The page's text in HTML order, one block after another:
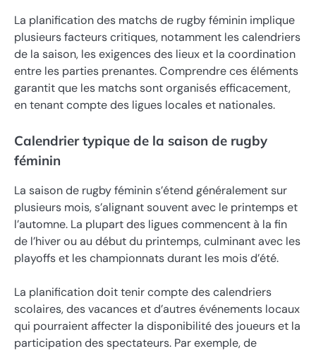
La planification des matchs de rugby féminin implique
plusieurs facteurs critiques, notamment les calendriers
de la saison, les exigences des lieux et la coordination
entre les parties prenantes. Comprendre ces éléments
garantit que les matchs sont organisés efficacement,
en tenant compte des ligues locales et nationales.
Calendrier typique de la saison de rugby
féminin
La saison de rugby féminin s’étend généralement sur
plusieurs mois, s’alignant souvent avec le printemps et
l’automne. La plupart des ligues commencent à la fin
de l’hiver ou au début du printemps, culminant avec les
playoffs et les championnats durant les mois d’été.
La planification doit tenir compte des calendriers
scolaires, des vacances et d’autres événements locaux
qui pourraient affecter la disponibilité des joueurs et la
participation des spectateurs. Par exemple, de